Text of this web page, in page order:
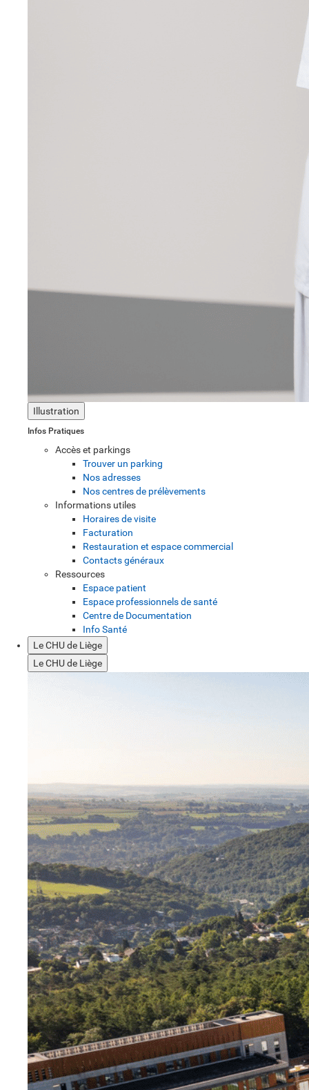
Illustration
Infos Pratiques
Accès et parkings
Trouver un parking
Nos adresses
Nos centres de prélèvements
Informations utiles
Horaires de visite
Facturation
Restauration et espace commercial
Contacts généraux
Ressources
Espace patient
Espace professionnels de santé
Centre de Documentation
Info Santé
Le CHU de Liège
Le CHU de Liège